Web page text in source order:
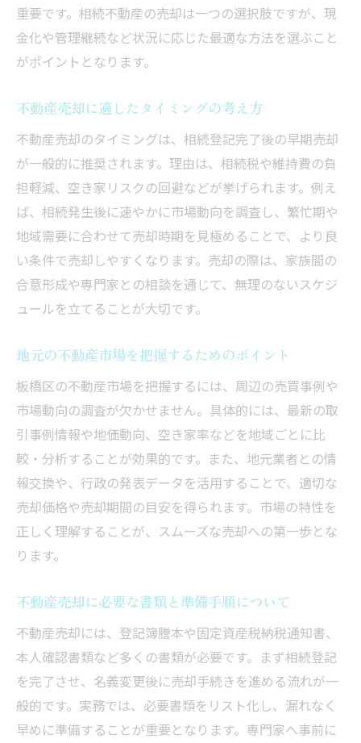
重要です。相続不動産の売却は一つの選択肢ですが、現
金化や管理継続など状況に応じた最適な方法を選ぶこと
がポイントとなります。
不動産売却に適したタイミングの考え方
不動産売却のタイミングは、相続登記完了後の早期売却
が一般的に推奨されます。理由は、相続税や維持費の負
担軽減、空き家リスクの回避などが挙げられます。例え
ば、相続発生後に速やかに市場動向を調査し、繁忙期や
地域需要に合わせて売却時期を見極めることで、より良
い条件で売却しやすくなります。売却の際は、家族間の
合意形成や専門家との相談を通じて、無理のないスケジ
ュールを立てることが大切です。
地元の不動産市場を把握するためのポイント
板橋区の不動産市場を把握するには、周辺の売買事例や
市場動向の調査が欠かせません。具体的には、最新の取
引事例情報や地価動向、空き家率などを地域ごとに比
較・分析することが効果的です。また、地元業者との情
報交換や、行政の発表データを活用することで、適切な
売却価格や売却期間の目安を得られます。市場の特性を
正しく理解することが、スムーズな売却への第一歩とな
ります。
不動産売却に必要な書類と準備手順について
不動産売却には、登記簿謄本や固定資産税納税通知書、
本人確認書類など多くの書類が必要です。まず相続登記
を完了させ、名義変更後に売却手続きを進める流れが一
般的です。実務では、必要書類をリスト化し、漏れなく
早めに準備することが重要となります。専門家へ事前に